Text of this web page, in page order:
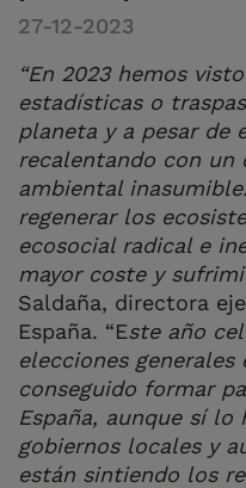
27-12-2023
“En 2023 hemos
estadísticas o
planeta y a pesar de
recalentando con un
ambiental
regenerar los
ecosocial radical e
mayor coste y
Saldaña, directora
España. “Este año
elecciones
conseguido formar
España, aunque sí lo
gobiernos locales y
están sintiendo los